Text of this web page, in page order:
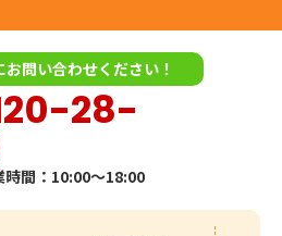
お問い合わせください！
28-
時間：10:00～18:00